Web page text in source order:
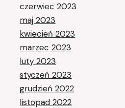
czerwiec 2023
maj 2023
kwiecień 2023
marzec 2023
luty 2023
styczeń 2023
grudzień 2022
listopad 2022